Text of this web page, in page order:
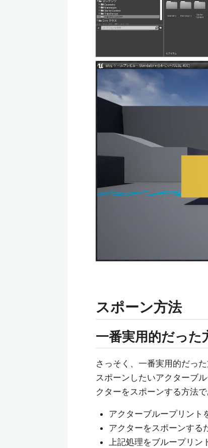
スポーン方法
一番実用的だった
さっそく、一番実用的だった
スポーンしたいアクターブ
クターをスポーンする方法で
アクターブループリント
アクターをスポーンする
上記処理をブループリン